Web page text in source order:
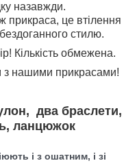
назавжди.
прикраса, це втілення
стилю.
Кількість обмежена.
з нашими прикрасами!
два браслети,
ланцюжок
і з ошатним, і зі